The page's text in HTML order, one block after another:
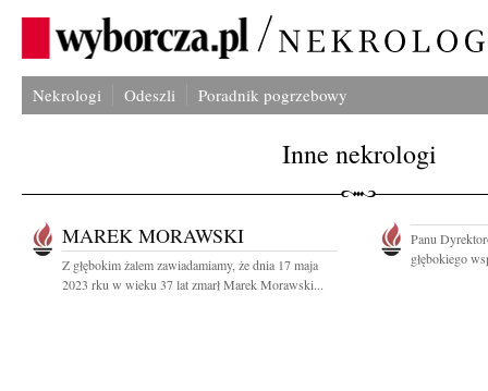
Nekrologi Odeszli Poradnik pogrzebowy
Inne nekrologi
MAREK MORAWSKI
Z głębokim żalem zawiadamiamy, że dnia 17 maja
2023 rku w wieku 37 lat zmarł Marek Morawski...
Panu
głębokiego